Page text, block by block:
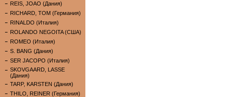
REIS, JOAO (Дания)
RICHARD, TOM (Германия)
RINALDO (Италия)
ROLANDO NEGOITA (США)
ROMEO (Италия)
S. BANG (Дания)
SER JACOPO (Италия)
SKOVGAARD, LASSE
(Дания)
TARP, KARSTEN (Дания)
THILO, REINER (Германия)